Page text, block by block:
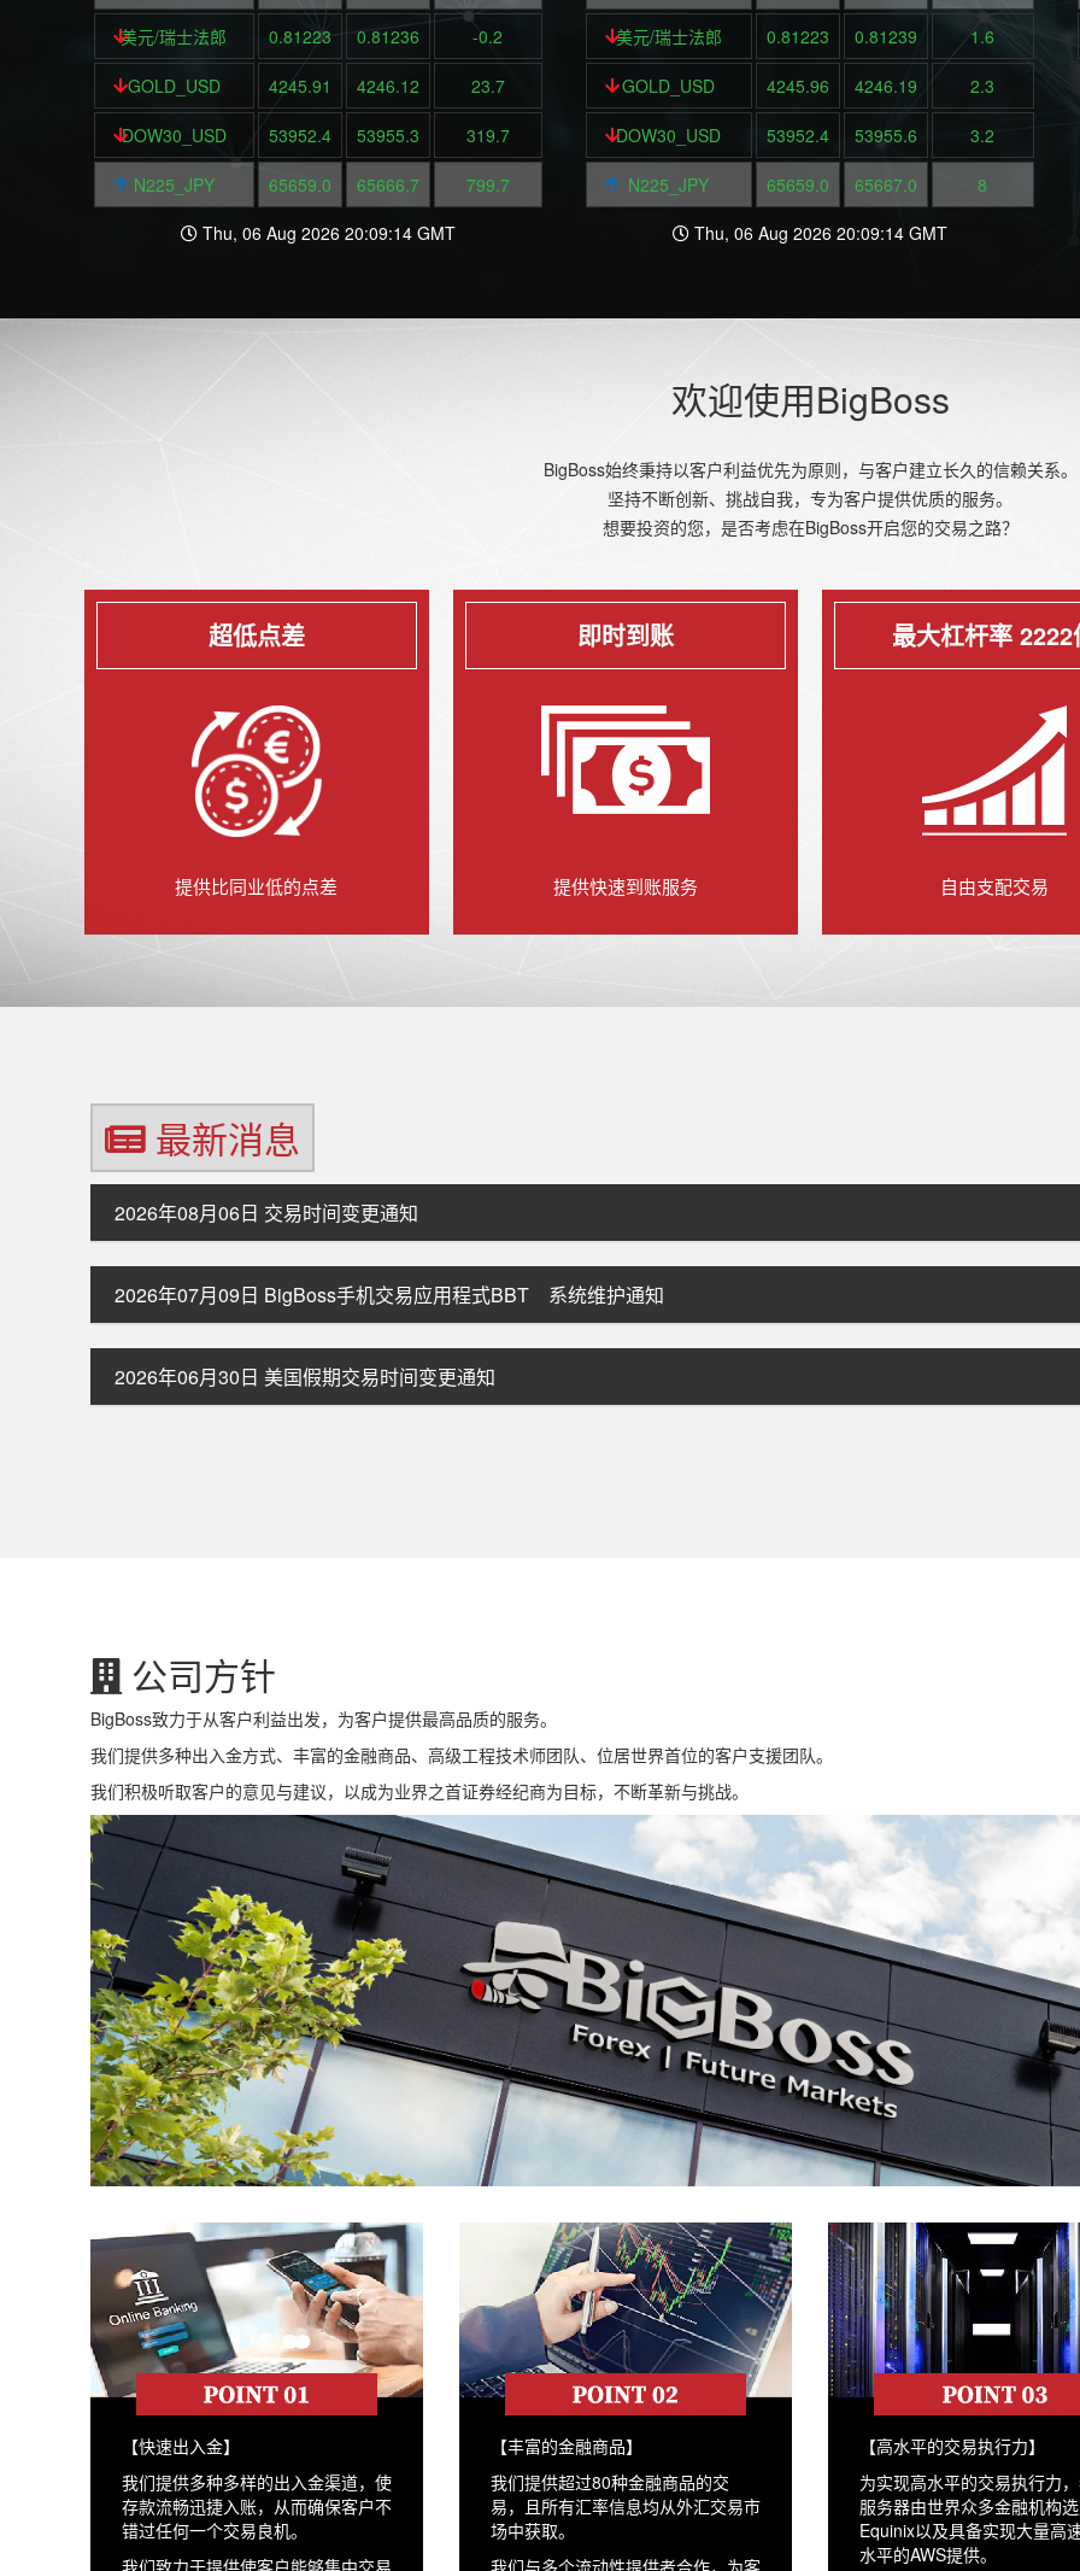
美元/瑞士法郎 0.81223 0.81236 -0.2
GOLD_USD 4245.91 4246.12 23.7
DOW30_USD 53952.4 53955.3 319.7
N225_JPY 65659.0 65666.7
799.7
Thu, 06 Aug 2026 20:09:14 GMT
美元/瑞士法郎 0.81223 0.81239 1.6
GOLD_USD 4245.96 4246.19 2.3
DOW30_USD 53952.4 53955.6 3.2
N225_JPY 65659.0 65667.0
8
Thu, 06 Aug 2026 20:09:14 GMT
欢迎使用BigBoss
BigBoss始终秉持以客户利益优先为原则，与客户建立长久的信赖关系。
坚持不断创新、挑战自我，专为客户提供优质的服务。
想要投资的您，是否考虑在BigBoss开启您的交易之路？
超低点差
提供比同业低的点差
即时到账
提供快速到账服务
最大杠杆率 2222
自由支配交易
最新消息
2026年08月06日 交易时间变更通知
2026年07月09日 BigBoss手机交易应用程式BBT 系统维护通知
2026年06月30日 美国假期交易时间变更通知
公司方针
BigBoss致力于从客户利益出发，为客户提供最高品质的服务。
我们提供多种出入金方式、丰富的金融商品、高级工程技术师团队、位居世界首位的客户支援团队。
我们积极听取客户的意见与建议，以成为业界之首证券经纪商为目标，不断革新与挑战。
【快速出入金】
我们提供多种多样的出入金渠道，使
存款流畅迅捷入账，从而确保客户不
错过任何一个交易良机。
【丰富的金融商品】
我们提供超过80种金融商品的交
易，且所有汇率信息均从外汇交易市
场中获取。
【高水平的交易执行力】
为实现高水平的交易执行力
服务器由世界众多金融机构
Equinix以及具备实现大量高
水平的AWS提供。